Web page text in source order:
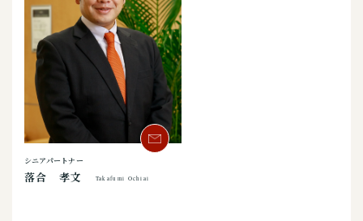
シニアパートナー
落合 孝文 Takafumi Ochiai